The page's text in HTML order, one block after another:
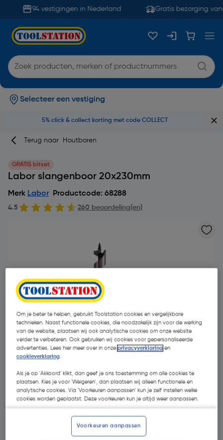
94 vestigingen in Nederland Gratis bezorging
Selecteer een vestiging
5% click & collect korting met code COLLECT
Terug naar Houtboren
GRATIS bitset
Labor slangenboor 20x230mm
Merk Labor Productcode: 68288
4.5 260 beoordeling(en)
€ 8,34 | Excl. btw € 6,89
Kies productvariant(13)
Om je beter te helpen, gebruikt Toolstation cookies en vergelijkbare
technieken. Naast functionele cookies, die noodzakelijk zijn voor de werking
van de website, plaatsen wij ook analytische cookies om onze website
verder te verbeteren. Ook gebruiken wij cookies voor gepersonaliseerde
advertenties. Lees hier meer over in onzeprivacyverklaring en
cookieverklaring.
Als je op 'Akkoord' klikt, dan geef je ons toestemming om alle cookies te
plaatsen. Kies je voor 'Weigeren', dan plaatsen wij alleen functionele en
analytische cookies. Via 'Voorkeuren aanpassen' kun je zelf instellen welke
cookies worden geplaatst. Deze voorkeuren kun je altijd weer aanpassen.
Voorkeuren aanpassen